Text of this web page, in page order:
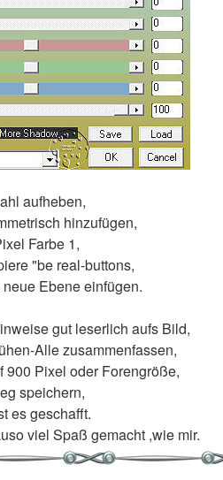
aufheben,
hinzufügen,
Farbe 1,
"be real-buttons,
Ebene einfügen.
gut leserlich aufs Bild,
Alle zusammenfassen,
900 Pixel oder Forengröße,
speichern,
es geschafft.
viel Spaß gemacht ,wie mir.